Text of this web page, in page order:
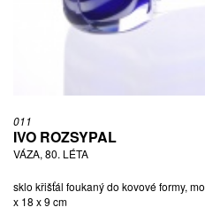
011
IVO ROZSYPAL
VÁZA, 80. LÉTA
sklo křišťál foukaný do kovové formy,
x 18 x 9 cm